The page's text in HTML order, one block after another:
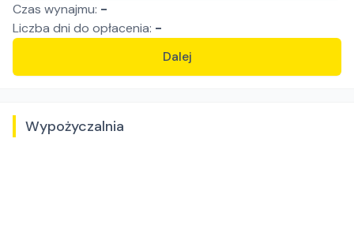
Czas wynajmu: -
Liczba dni do opłacenia: -
Dalej
Wypożyczalnia